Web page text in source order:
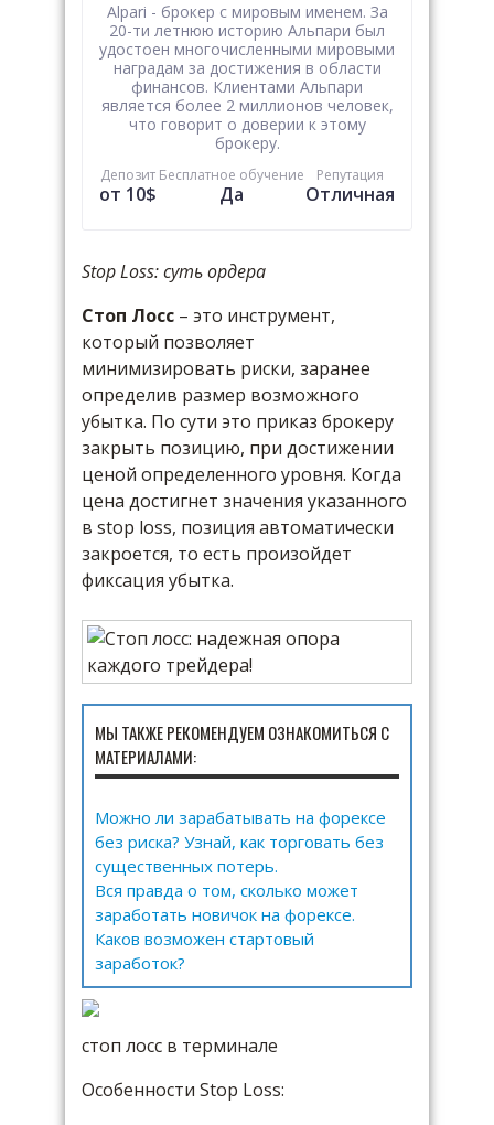
Alpari - брокер с мировым именем. За
20-ти летнюю историю Альпари был
удостоен многочисленными мировыми
наградам за достижения в области
финансов. Клиентами Альпари
является более 2 миллионов человек,
что говорит о доверии к этому
брокеру.
Депозит
от 10$
Бесплатное обучение
Да
Репутация
Отличная
Stop Loss: суть ордера
Стоп Лосс – это инструмент,
который позволяет
минимизировать риски, заранее
определив размер возможного
убытка. По сути это приказ брокеру
закрыть позицию, при достижении
ценой определенного уровня. Когда
цена достигнет значения указанного
в stop loss, позиция автоматически
закроется, то есть произойдет
фиксация убытка.
МЫ ТАКЖЕ РЕКОМЕНДУЕМ ОЗНАКОМИТЬСЯ С
МАТЕРИАЛАМИ:
Можно ли зарабатывать на форексе
без риска? Узнай, как торговать без
существенных потерь.
Вся правда о том, сколько может
заработать новичок на форексе.
Каков возможен стартовый
заработок?
стоп лосс в терминале
Особенности Stop Loss: